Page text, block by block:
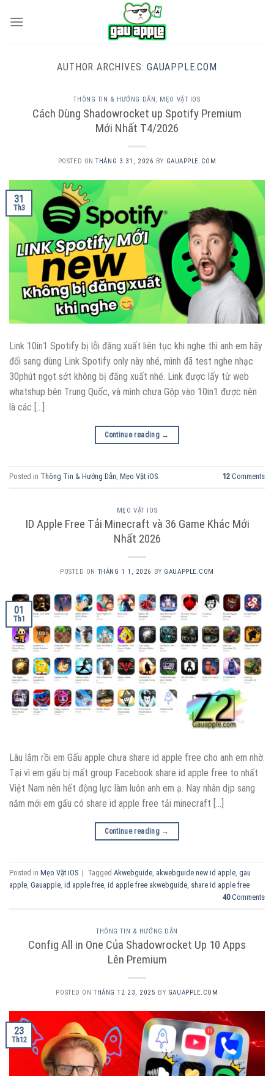
AUTHOR ARCHIVES: GAUAPPLE.COM
THÔNG TIN & HƯỚNG DẪN, MẸO VẶT IOS
Cách Dùng Shadowrocket up Spotify Premium
Mới Nhất T4/2026
POSTED ONTHÁNG 3 31, 2026 BY GAUAPPLE.COM
31
Th3
Link 10in1 Spotify bị lỗi đăng xuất liên tục khi nghe thì anh em hãy
đổi sang dùng Link Spotify only này nhé, mình đã test nghe nhạc
30phút ngọt sớt không bị đăng xuất nhé. Link được lấy từ web
whatshup bên Trung Quốc, và mình chưa Gộp vào 10in1 được nên
là các […]
Continue reading →
Posted in Thông Tin & Hướng Dẫn, Mẹo Vặt iOS 12 Comments
MẸO VẶT IOS
ID Apple Free Tải Minecraft và 36 Game Khác Mới
Nhất 2026
POSTED ON THÁNG 1 1, 2026 BY GAUAPPLE.COM
01
Th1
Lâu lắm rồi em Gấu apple chưa share id apple free cho anh em nhờ.
Tại vì em gấu bị mất group Facebook share id apple free to nhất
Việt Nam nên hết động lực làm luôn anh em ạ. Nay nhân dịp sang
năm mới em gấu có share id apple free tải minecraft […]
Continue reading →
Posted in Mẹo Vặt iOS | Tagged Akwebguide akwebguide new id apple gau
apple Gauapple id apple free id apple free akwebguide share id apple free
40Comments
THÔNG TIN & HƯỚNG DẪN
Config All in One Của Shadowrocket Up 10 Apps
Lên Premium
POSTED ONTHÁNG 12 23, 2025 BY GAUAPPLE.COM
23
Th12